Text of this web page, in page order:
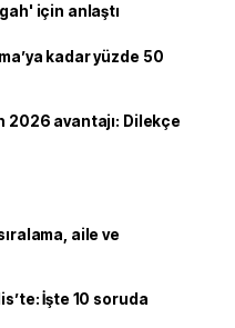
için anlaştı
kadar yüzde 50
2026 avantajı: Dilekçe
aile ve
İşte 10 soruda